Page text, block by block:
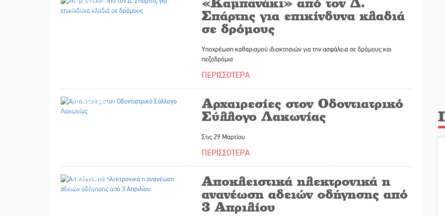
19/03/2026
Σπάρτης για επικίνδυνα κλαδιά
σε δρόμους
Υποχρέωση καθαρισμού ιδιοκτησιών για την ασφάλεια σε δρόμους και
πεζοδρόμια
ΠΕΡΙΣΣΟΤΕΡΑ
18/03/2026
Αρχαιρεσίες στον Οδοντιατρικό
Σύλλογο Λακωνίας
Στις 29 Μαρτίου
ΠΕΡΙΣΣΟΤΕΡΑ
18/03/2026
Αποκλειστικά ηλεκτρονικά η
ανανέωση αδειών οδήγησης από
3 Απριλίου